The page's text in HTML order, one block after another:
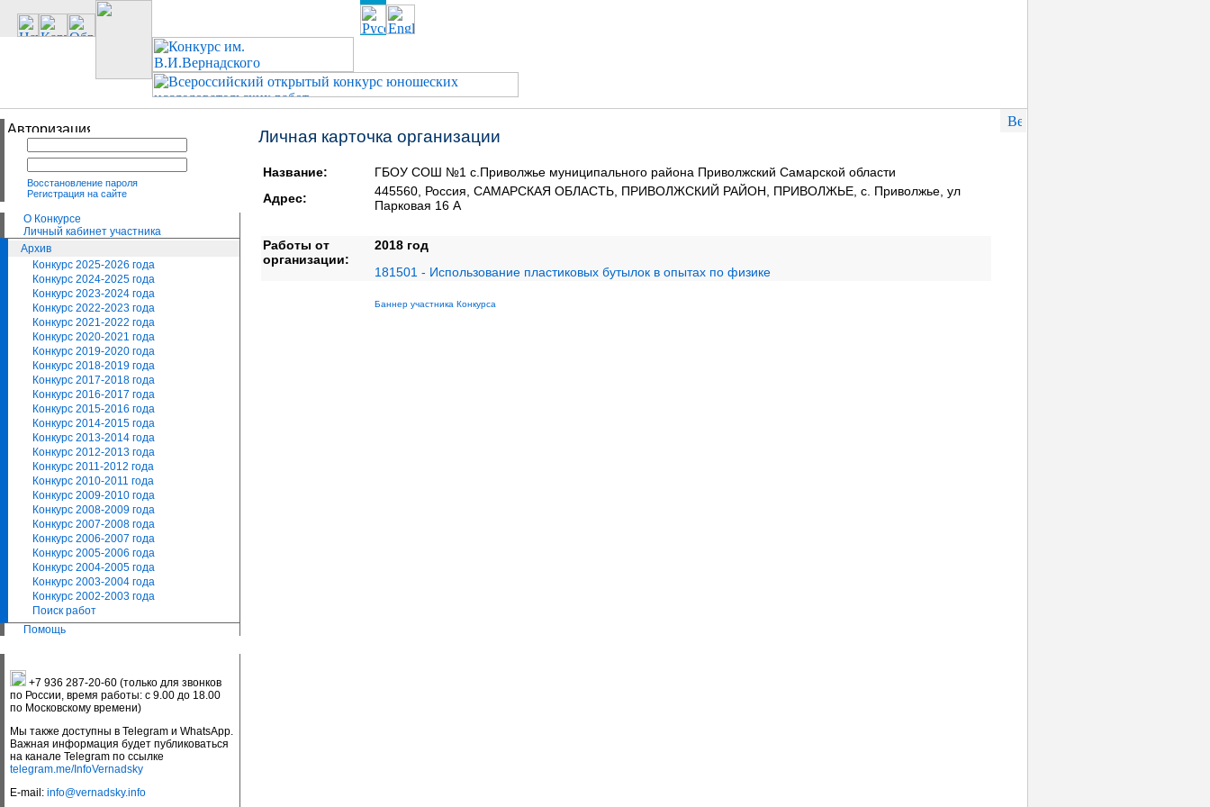
Восстановление пароля
Регистрация на сайте
О Конкурсе
Личный кабинет участника
Архив
Конкурс 2025-2026 года
Конкурс 2024-2025 года
Конкурс 2023-2024 года
Конкурс 2022-2023 года
Конкурс 2021-2022 года
Конкурс 2020-2021 года
Конкурс 2019-2020 года
Конкурс 2018-2019 года
Конкурс 2017-2018 года
Конкурс 2016-2017 года
Конкурс 2015-2016 года
Конкурс 2014-2015 года
Конкурс 2013-2014 года
Конкурс 2012-2013 года
Конкурс 2011-2012 года
Конкурс 2010-2011 года
Конкурс 2009-2010 года
Конкурс 2008-2009 года
Конкурс 2007-2008 года
Конкурс 2006-2007 года
Конкурс 2005-2006 года
Конкурс 2004-2005 года
Конкурс 2003-2004 года
Конкурс 2002-2003 года
Поиск работ
Помощь
+7 936 287-20-60 (только для звонков
по России, время работы: с 9.00 до 18.00
по Московскому времени)
Мы также доступны в Telegram и WhatsApp.
Важная информация будет публиковаться
на канале Telegram по ссылке
telegram.me/InfoVernadsky
E-mail: info@vernadsky.info
Личная карточка организации
Название:
ГБОУ СОШ №1 с.Приволжье муниципального района Приволжский Самарской области
Адрес:
445560, Россия, САМАРСКАЯ ОБЛАСТЬ, ПРИВОЛЖСКИЙ РАЙОН, ПРИВОЛЖЬЕ, с. Приволжье, ул
Парковая 16 А
Работы от
организации:
2018 год
181501 - Использование пластиковых бутылок в опытах по физике
Баннер участника Конкурса